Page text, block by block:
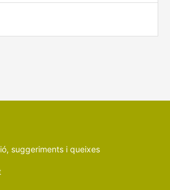
suggeriments i queixes